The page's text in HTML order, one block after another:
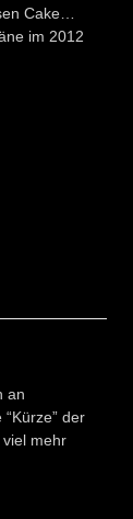
Cake…
im 2012
an
der
mehr